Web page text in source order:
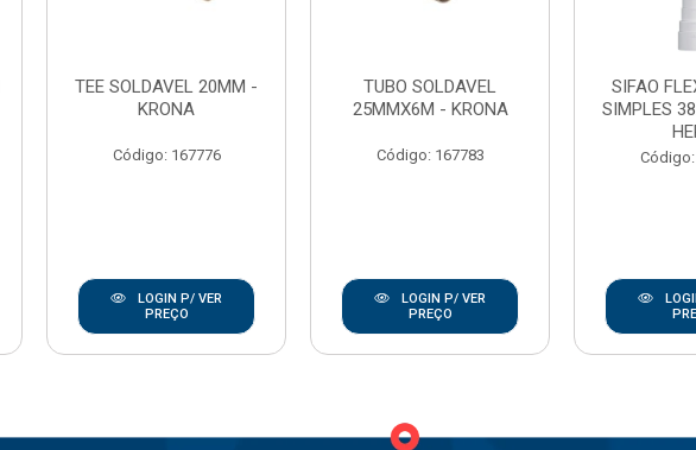
TEE SOLDAVEL 20MM -
KRONA
Código: 167776
LOGIN P/ VER
PREÇO
TUBO SOLDAVEL
25MMX6M - KRONA
Código: 167783
LOGIN P/ VER
PREÇO
SIFAO
SIMPLES